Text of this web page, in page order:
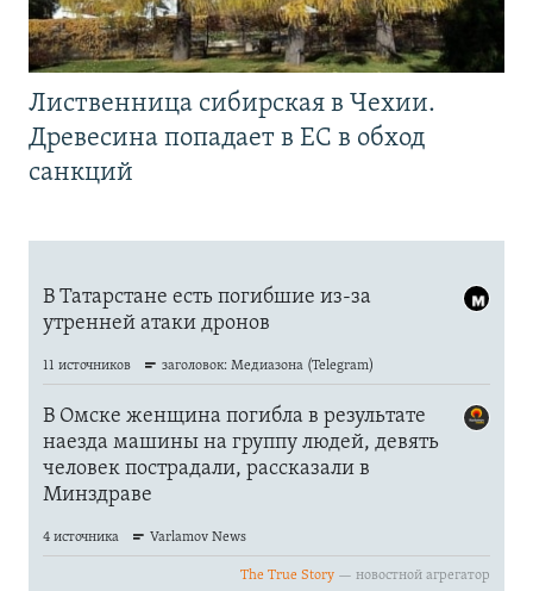
Лиственница сибирская в Чехии.
Древесина попадает в ЕС в обход
санкций